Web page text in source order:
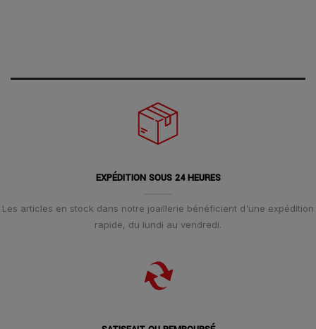
EXPÉDITION SOUS 24 HEURES
Les articles en stock dans notre joaillerie bénéficient d'une expédition
rapide, du lundi au vendredi.